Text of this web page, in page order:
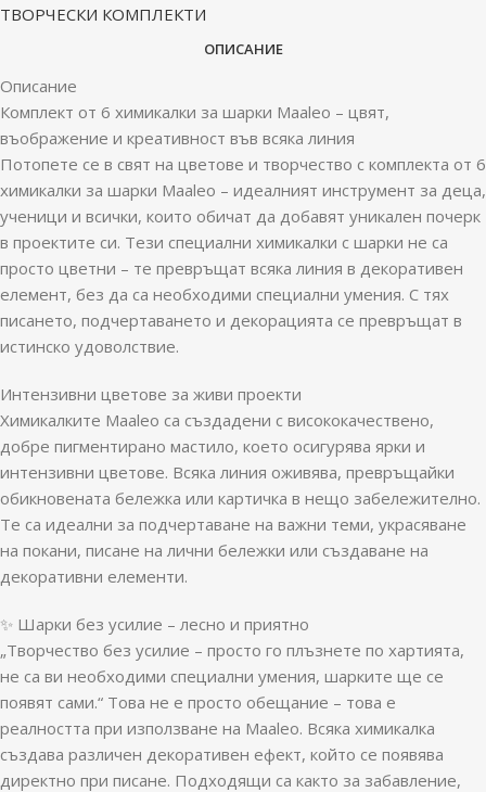
ТВОРЧЕСКИ КОМПЛЕКТИ
ОПИСАНИЕ
Описание
Комплект от 6 химикалки за шарки Maaleo – цвят,
въображение и креативност във всяка линия
Потопете се в свят на цветове и творчество с комплекта от 6
химикалки за шарки Maaleo – идеалният инструмент за деца,
ученици и всички, които обичат да добавят уникален почерк
в проектите си. Тези специални химикалки с шарки не са
просто цветни – те превръщат всяка линия в декоративен
елемент, без да са необходими специални умения. С тях
писането, подчертаването и декорацията се превръщат в
истинско удоволствие.
Интензивни цветове за живи проекти
Химикалките Maaleo са създадени с висококачествено,
добре пигментирано мастило, което осигурява ярки и
интензивни цветове. Всяка линия оживява, превръщайки
обикновената бележка или картичка в нещо забележително.
Те са идеални за подчертаване на важни теми, украсяване
на покани, писане на лични бележки или създаване на
декоративни елементи.
✨ Шарки без усилие – лесно и приятно
„Творчество без усилие – просто го плъзнете по хартията,
не са ви необходими специални умения, шарките ще се
появят сами.“ Това не е просто обещание – това е
реалността при използване на Maaleo. Всяка химикалка
създава различен декоративен ефект, който се появява
директно при писане. Подходящи са както за забавление,